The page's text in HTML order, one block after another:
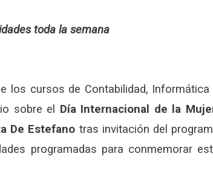
toda la semana
los cursos de Contabilidad, Informática
sobre el Día Internacional de la
De Estefano tras invitación del
programadas para conmemorar